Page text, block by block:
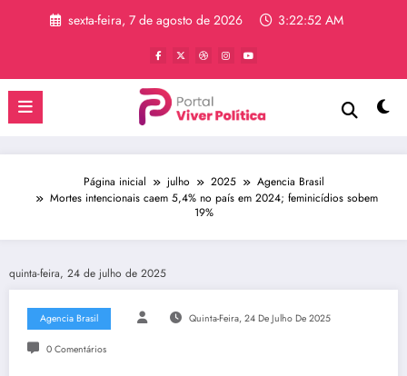
sexta-feira, 7 de agosto de 2026 3:22:53 AM
Página inicial julho 2025
Agencia Brasil
Mortes intencionais caem 5,4% no país em 2024; feminicídios sobem
19%
quinta-feira, 24 de julho de 2025
Agencia Brasil Quinta-Feira, 24 De Julho De 2025
0 Comentários